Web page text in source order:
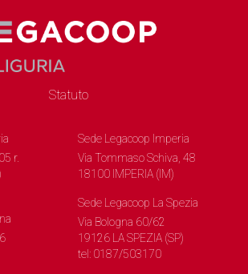
Statuto
r.
Sede Legacoop Imperia
Via Tommaso Schiva, 48
18100 IMPERIA (IM)
Sede Legacoop La Spezia
Via Bologna 60/62
19126 LA SPEZIA (SP)
tel: 0187/503170